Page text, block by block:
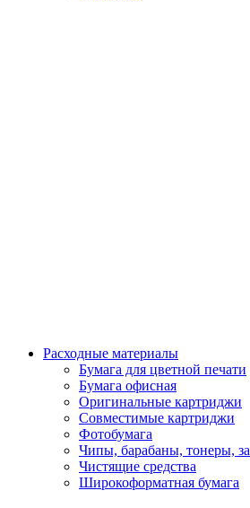
Расходные материалы
Бумага для цветной печати
Бумага офисная
Оригинальные картриджи
Совместимые картриджи
Фотобумага
Чипы, барабаны, тонеры,
Чистящие средства
Широкоформатная бумага